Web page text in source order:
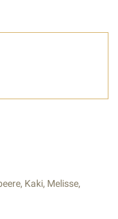
Kaki, Melisse,